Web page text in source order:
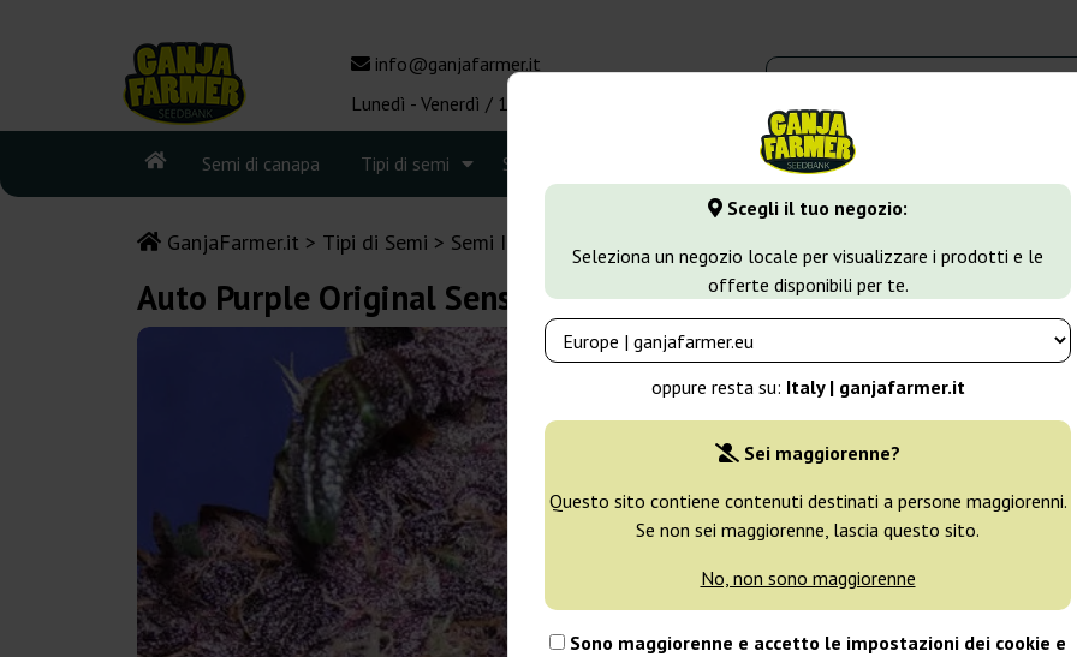
Scegli il tuo negozio:
Seleziona un negozio locale per visualizzare i prodotti e le
offerte disponibili per te.
oppure resta su: Italy | ganjafarmer.it
Sei maggiorenne?
Questo sito contiene contenuti destinati a persone maggiorenni.
Se non sei maggiorenne, lascia questo sito.
No, non sono maggiorenne
Sono maggiorenne e accetto le impostazioni dei cookie e
info@ganjafarmer.it
Lunedì - Venerdì / 10:00 - 16:00
Semi di canapa Tipi di semi Seedbank Tipi di marijuana Altro
GanjaFarmer.it Tipi di Semi Semi Indica
Auto Purple Original Sensible Seeds
Original Sensible Seeds
1 seme
Spedito in 24h
3 semi
Spedito in 3-7